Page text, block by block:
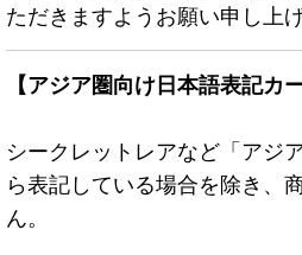
ただきますようお願い申し上げ
【アジア圏向け日本語表記カ
シークレットレアなど「アジ
ら表記している場合を除き、
ん。